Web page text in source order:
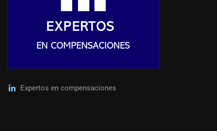
Expertos en compensaciones